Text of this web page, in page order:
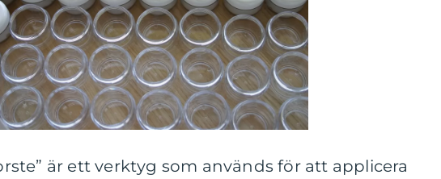
är ett verktyg som används för att applicera